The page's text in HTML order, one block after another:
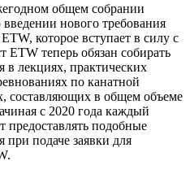
общем собрании
нового требования
которое вступает в силу с
теперь обязан собирать
в лекциях, практических
по канатной
составляющих в общем объеме
с 2020 года каждый
предоставлять подобные
при подаче заявки для